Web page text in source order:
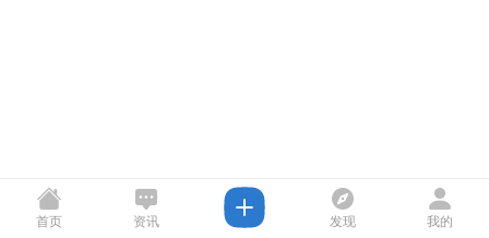
首页 资讯 发现 我的